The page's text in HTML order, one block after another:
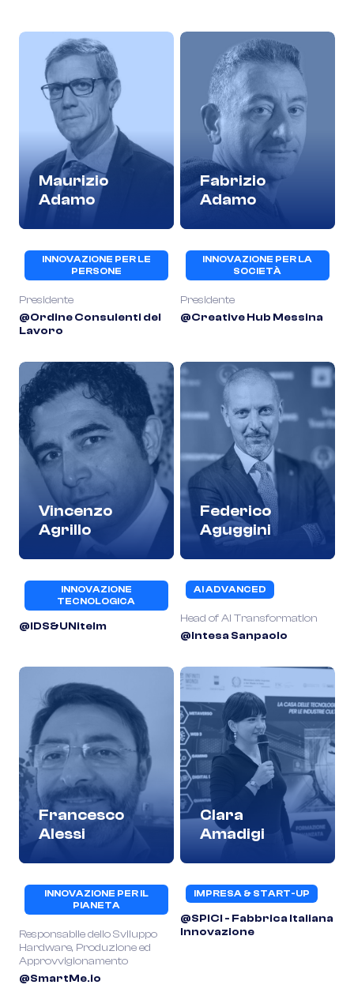
Maurizio
Adamo
INNOVAZIONE PER LE
PERSONE
Presidente
@Ordine Consulenti del
Lavoro
Fabrizio
Adamo
INNOVAZIONE PER LA
SOCIETÀ
Presidente
@Creative Hub Messina
Vincenzo
Agrillo
INNOVAZIONE
TECNOLOGICA
@IDS&UNitelm
Federico
Aguggini
AI ADVANCED
Head of AI Transformation
@Intesa Sanpaolo
Francesco
Alessi
INNOVAZIONE PER IL
PIANETA
Responsabile dello Sviluppo
Hardware, Produzione ed
Approvvigionamento
@SmartMe.io
Clara
Amadigi
IMPRESA & START-UP
@SPICI - Fabbrica Italiana
Innovazione